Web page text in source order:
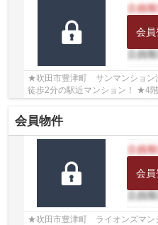
会員
★吹田市豊津町 サンマンション
徒歩2分の駅近マンション！ ★4
★専有面積41.46㎡の1LDK ★室
会員物件
会員
★吹田市豊津町 ライオンズマン